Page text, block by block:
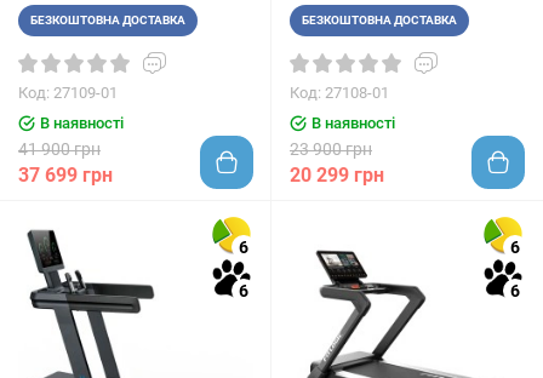
БЕЗКОШТОВНА ДОСТАВКА
Код: 27109-01
В наявності
41 900 грн
37 699 грн
БЕЗКОШТОВНА ДОСТАВКА
Код: 27108-01
В наявності
23 900 грн
20 299 грн
6
6
6
6